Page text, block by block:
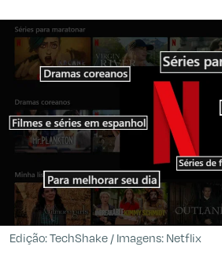
Edição: TechShake / Imagens: Netflix